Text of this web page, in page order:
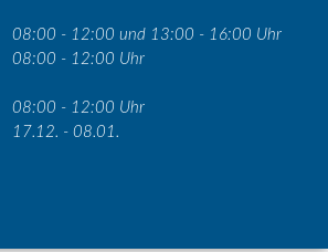
08:00 - 12:00 und 13:00 - 16:00 Uhr
08:00 - 12:00 Uhr
08:00 - 12:00 Uhr
17.12. - 08.01.